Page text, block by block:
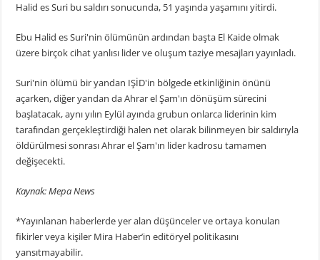
Halid es Suri bu saldırı sonucunda, 51 yaşında yaşamını yitirdi.
Ebu Halid es Suri'nin ölümünün ardından başta El Kaide olmak
üzere birçok cihat yanlısı lider ve oluşum taziye mesajları yayınladı.
Suri'nin ölümü bir yandan IŞİD'in bölgede etkinliğinin önünü
açarken, diğer yandan da Ahrar el Şam'ın dönüşüm sürecini
başlatacak, aynı yılın Eylül ayında grubun onlarca liderinin kim
tarafından gerçekleştirdiği halen net olarak bilinmeyen bir saldırıyla
öldürülmesi sonrası Ahrar el Şam'ın lider kadrosu tamamen
değişecekti.
Kaynak: Mepa News
*Yayınlanan haberlerde yer alan düşünceler ve ortaya konulan
fikirler veya kişiler Mira Haber’in editöryel politikasını
yansıtmayabilir.